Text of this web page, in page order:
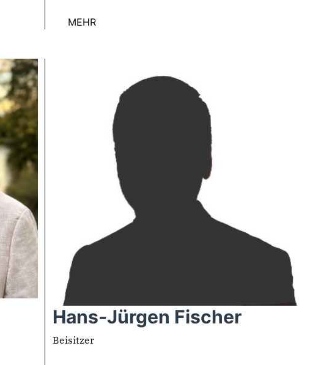
MEHR
Hans-Jürgen Fischer
Beisitzer